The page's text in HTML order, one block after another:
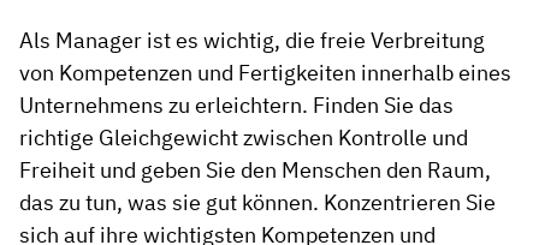
Als Manager ist es wichtig, die freie Verbreitung
von Kompetenzen und Fertigkeiten innerhalb eines
Unternehmens zu erleichtern. Finden Sie das
richtige Gleichgewicht zwischen Kontrolle und
Freiheit und geben Sie den Menschen den Raum,
das zu tun, was sie gut können. Konzentrieren Sie
sich auf ihre wichtigsten Kompetenzen und